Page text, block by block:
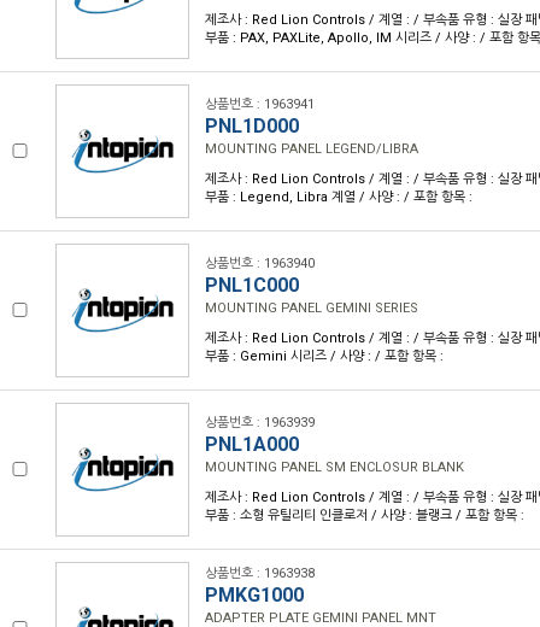
제조사 : Red Lion Controls / 계열 : / 부속품 유형 : 실장 패
부품 : PAX, PAXLite, Apollo, IM 시리즈 / 사양 : / 포함 항
상품번호 : 1963941
PNL1D000
MOUNTING PANEL LEGEND/LIBRA
제조사 : Red Lion Controls / 계열 : / 부속품 유형 : 실장 패
부품 : Legend, Libra 계열 / 사양 : / 포함 항목 :
상품번호 : 1963940
PNL1C000
MOUNTING PANEL GEMINI SERIES
제조사 : Red Lion Controls / 계열 : / 부속품 유형 : 실장 패
부품 : Gemini 시리즈 / 사양 : / 포함 항목 :
상품번호 : 1963939
PNL1A000
MOUNTING PANEL SM ENCLOSUR BLANK
제조사 : Red Lion Controls / 계열 : / 부속품 유형 : 실장 패
부품 : 소형 유틸리티 인클로저 / 사양 : 블랭크 / 포함 항목 :
상품번호 : 1963938
PMKG1000
ADAPTER PLATE GEMINI PANEL MNT